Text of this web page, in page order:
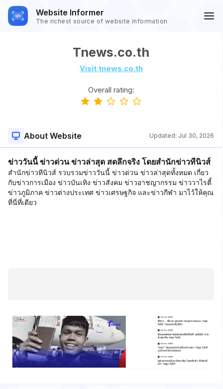
Website Informer
The richest source of website information
Tnews.co.th
Visit tnews.co.th
Overall rating:
About Website Updated: Jul 30, 2026
ข่าววันนี้ ข่าวด่วน ข่าวล่าสุด สดลึกจริง โดยสำนักข่าวทีนิวส์
สำนักข่าวทีนิวส์ รวบรวมข่าววันนี้ ข่าวด่วน ข่าวล่าสุดทั้งหมด เกี่ยว
กับข่าวการเมือง ข่าวบันเทิง ข่าวสังคม ข่าวอาชญากรรม ข่าววาไรตี้
ข่าวภูมิภาค ข่าวต่างประเทศ ข่าวเศรษฐกิจ และข่าวกีฬา มาไว้ให้คุณ
ที่นี่ที่เดียว